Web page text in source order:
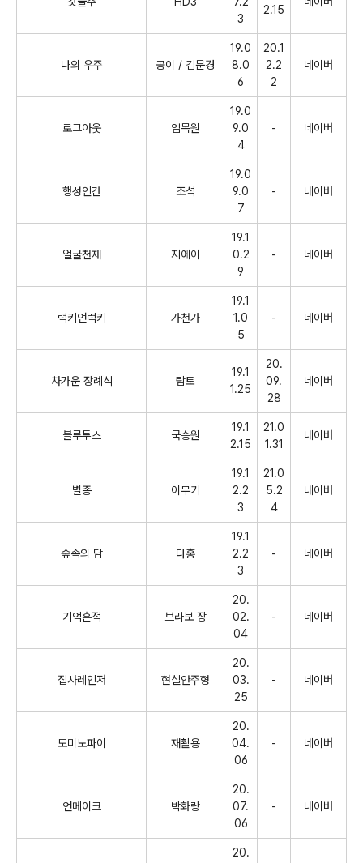
3
2.15
나의 우주 공이 / 김문경
19.0
8.0
6
20.1
2.2
2
네이버
로그아웃 임목원
19.0
9.0
4
- 네이버
행성인간 조석
19.0
9.0
7
- 네이버
얼굴천재 지에이
19.1
0.2
9
- 네이버
럭키언럭키 가천가
19.1
1.0
5
- 네이버
차가운 장례식 탐토
19.1
1.25
20.
09.
28
네이버
블루투스 국승원
19.1
2.15
21.0
1.31
네이버
별종 이무기
19.1
2.2
3
21.0
5.2
4
네이버
숲속의 담 다홍
19.1
2.2
3
- 네이버
기억흔적 브라보 장
20.
02.
04
- 네이버
집사레인저 현실안주형
20.
03.
25
- 네이버
도미노파이 재활용
20.
04.
06
- 네이버
언메이크 박화랑
20.
07.
06
- 네이버
20.